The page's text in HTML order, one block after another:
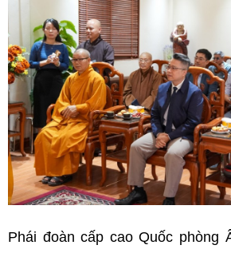
Phái đoàn cấp cao Quốc phòng